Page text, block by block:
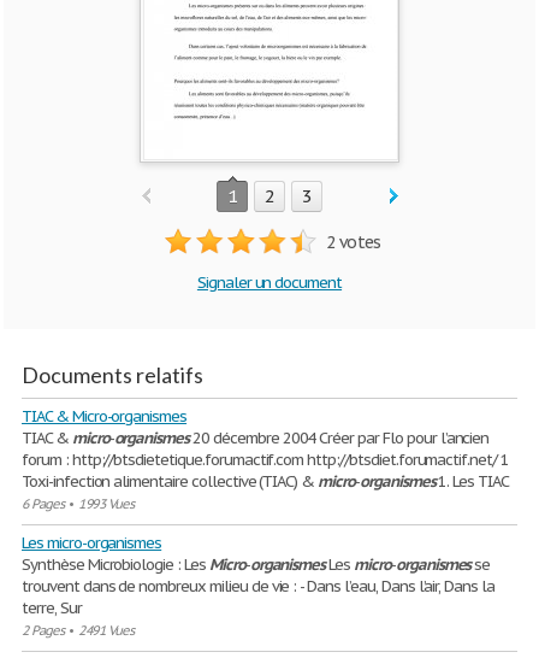
1 2 3
2 votes
Signaler un document
Documents relatifs
TIAC & Micro-organismes
TIAC & micro-organismes20 décembre 2004 Créer par Flo pour l’ancien
forum : http://btsdietetique.forumactif.com http://btsdiet.forumactif.net/ 1
Toxi-infection alimentaire collective (TIAC) & micro-organismes1. Les TIAC
6 Pages• 1993 Vues
Les micro-organismes
Synthèse Microbiologie : Les Micro-organismesLes micro-organismesse
trouvent dans de nombreux milieu de vie : - Dans l’eau, Dans l’air, Dans la
terre, Sur
2 Pages• 2491 Vues